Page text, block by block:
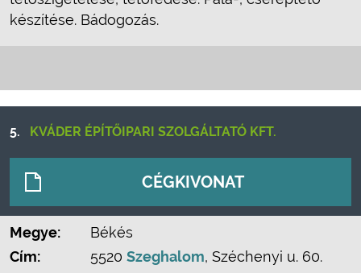
készítése. Bádogozás.
5. KVÁDER ÉPÍTŐIPARI SZOLGÁLTATÓ KFT.
CÉGKIVONAT
Megye:
Békés
Cím:
5520 Szeghalom, Széchenyi u. 60.